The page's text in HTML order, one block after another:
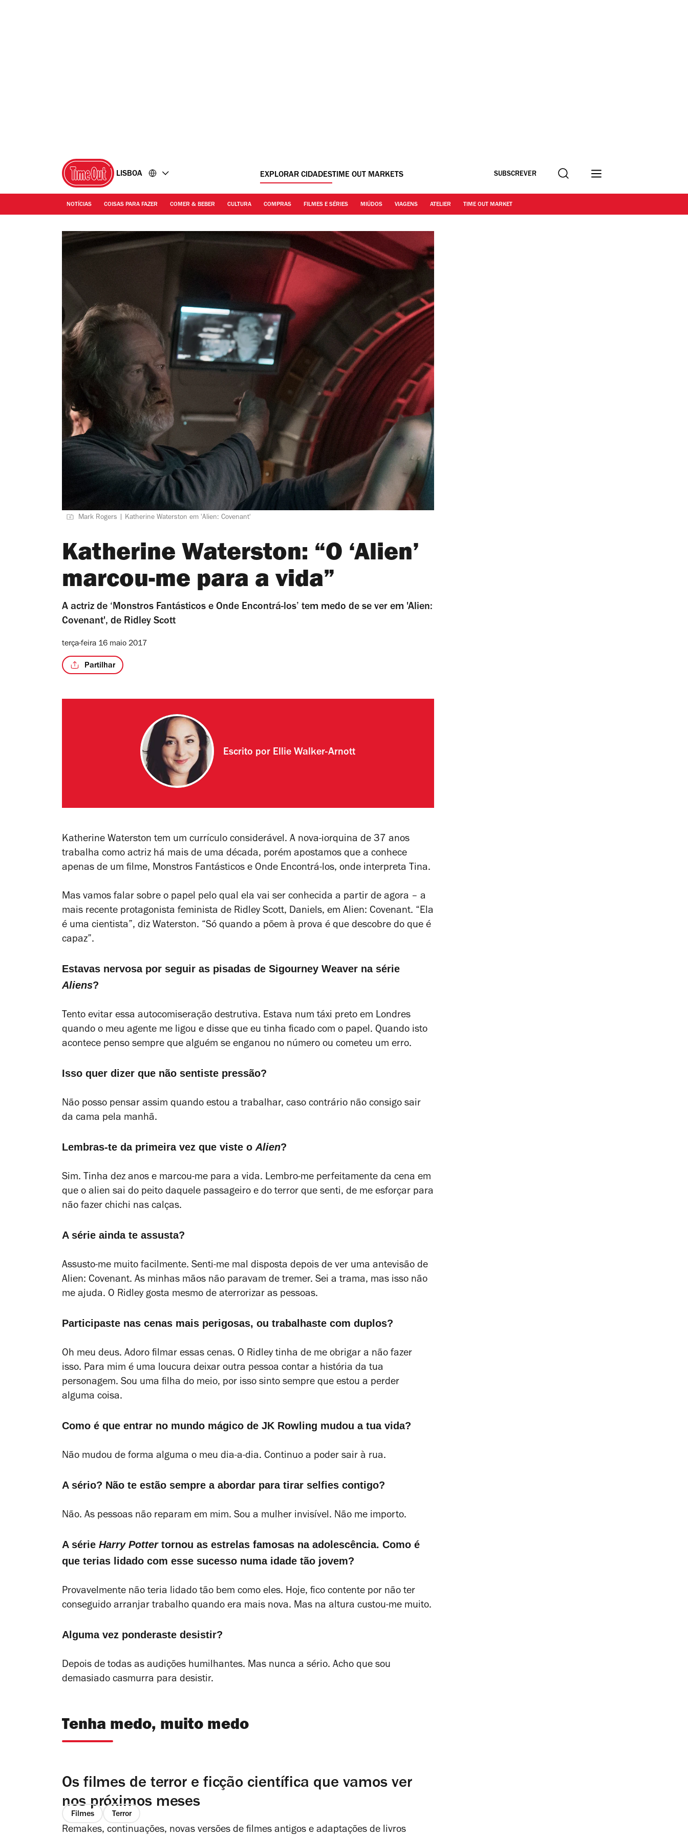
LISBOA EXPLORAR CIDADESTIME OUT MARKETS SUBSCREVER Procurar
NOTÍCIAS COISAS PARA FAZER COMER & BEBER CULTURA COMPRAS FILMES E SÉRIES MIÚDOS VIAGENS ATELIER TIME OUT MARKET
Mark Rogers | Katherine Waterston em 'Alien: Covenant'
Katherine Waterston: “O ‘Alien’
marcou-me para a vida”
A actriz de ‘Monstros Fantásticos e Onde Encontrá-los’ tem medo de se ver em 'Alien:
Covenant', de Ridley Scott
terça-feira 16 maio 2017
Partilhar
Escrito por Ellie Walker-Arnott
Katherine Waterston tem um currículo considerável. A nova-iorquina de 37 anos
trabalha como actriz há mais de uma década, porém apostamos que a conhece
apenas de um filme, Monstros Fantásticos e Onde Encontrá-los, onde interpreta Tina.
Mas vamos falar sobre o papel pelo qual ela vai ser conhecida a partir de agora – a
mais recente protagonista feminista de Ridley Scott, Daniels, em Alien: Covenant. “Ela
é uma cientista”, diz Waterston. “Só quando a põem à prova é que descobre do que é
capaz”.
Estavas nervosa por seguir as pisadas de Sigourney Weaver na série
Aliens?
Tento evitar essa autocomiseração destrutiva. Estava num táxi preto em Londres
quando o meu agente me ligou e disse que eu tinha ficado com o papel. Quando isto
acontece penso sempre que alguém se enganou no número ou cometeu um erro.
Isso quer dizer que não sentiste pressão?
Não posso pensar assim quando estou a trabalhar, caso contrário não consigo sair
da cama pela manhã.
Lembras-te da primeira vez que viste o Alien?
Sim. Tinha dez anos e marcou-me para a vida. Lembro-me perfeitamente da cena em
que o alien sai do peito daquele passageiro e do terror que senti, de me esforçar para
não fazer chichi nas calças.
A série ainda te assusta?
Assusto-me muito facilmente. Senti-me mal disposta depois de ver uma antevisão de
Alien: Covenant. As minhas mãos não paravam de tremer. Sei a trama, mas isso não
me ajuda. O Ridley gosta mesmo de aterrorizar as pessoas.
Participaste nas cenas mais perigosas, ou trabalhaste com duplos?
Oh meu deus. Adoro filmar essas cenas. O Ridley tinha de me obrigar a não fazer
isso. Para mim é uma loucura deixar outra pessoa contar a história da tua
personagem. Sou uma filha do meio, por isso sinto sempre que estou a perder
alguma coisa.
Como é que entrar no mundo mágico de JK Rowling mudou a tua vida?
Não mudou de forma alguma o meu dia-a-dia. Continuo a poder sair à rua.
A sério? Não te estão sempre a abordar para tirar selfies contigo?
Não. As pessoas não reparam em mim. Sou a mulher invisível. Não me importo.
A série Harry Pottertornou as estrelas famosas na adolescência. Como é
que terias lidado com esse sucesso numa idade tão jovem?
Provavelmente não teria lidado tão bem como eles. Hoje, fico contente por não ter
conseguido arranjar trabalho quando era mais nova. Mas na altura custou-me muito.
Alguma vez ponderaste desistir?
Depois de todas as audições humilhantes. Mas nunca a sério. Acho que sou
demasiado casmurra para desistir.
Tenha medo, muito medo
Os filmes de terror e ficção científica que vamos ver
nos próximos meses
Filmes Terror
Remakes, continuações, novas versões de filmes antigos e adaptações de livros